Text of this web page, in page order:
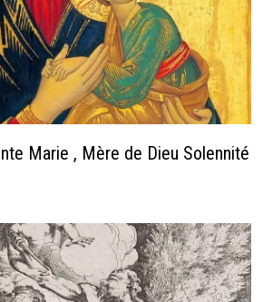
Marie , Mère de Dieu Solennité